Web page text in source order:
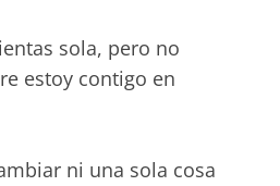
sola, pero no
estoy contigo en
ni una sola cosa